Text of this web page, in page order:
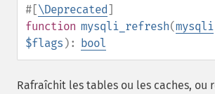
#[\Deprecated]
function mysqli_refresh(mysqli
$flags ): bool
Rafraîchit les tables ou les caches, ou